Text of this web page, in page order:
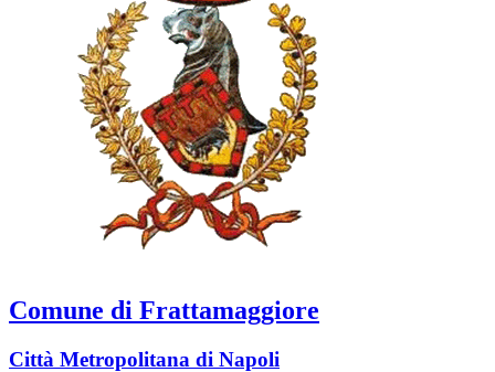
Comune di Frattamaggiore
Città Metropolitana di Napoli